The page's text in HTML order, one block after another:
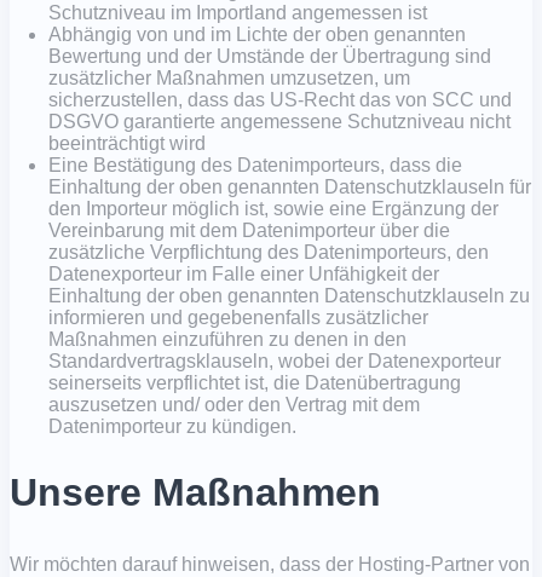
Schutzniveau im Importland angemessen ist
Abhängig von und im Lichte der oben genannten
Bewertung und der Umstände der Übertragung sind
zusätzlicher Maßnahmen umzusetzen, um
sicherzustellen, dass das US-Recht das von SCC und
DSGVO garantierte angemessene Schutzniveau nicht
beeinträchtigt wird
Eine Bestätigung des Datenimporteurs, dass die
Einhaltung der oben genannten Datenschutzklauseln für
den Importeur möglich ist, sowie eine Ergänzung der
Vereinbarung mit dem Datenimporteur über die
zusätzliche Verpflichtung des Datenimporteurs, den
Datenexporteur im Falle einer Unfähigkeit der
Einhaltung der oben genannten Datenschutzklauseln zu
informieren und gegebenenfalls zusätzlicher
Maßnahmen einzuführen zu denen in den
Standardvertragsklauseln, wobei der Datenexporteur
seinerseits verpflichtet ist, die Datenübertragung
auszusetzen und/ oder den Vertrag mit dem
Datenimporteur zu kündigen.
Unsere Maßnahmen
Wir möchten darauf hinweisen, dass der Hosting-Partner von